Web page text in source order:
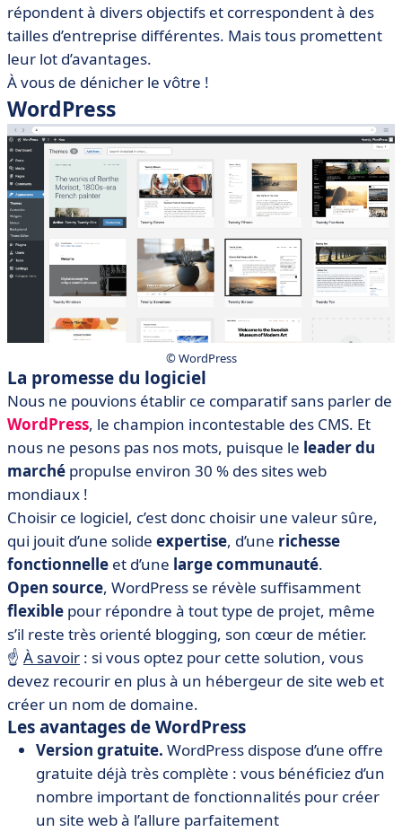
répondent à divers objectifs et correspondent à des
tailles d’entreprise différentes. Mais tous promettent
leur lot d’avantages.
À vous de dénicher le vôtre !
WordPress
© WordPress
La promesse du logiciel
Nous ne pouvions établir ce comparatif sans parler de
WordPress, le champion incontestable des CMS. Et
nous ne pesons pas nos mots, puisque le leader du
marché propulse environ 30 % des sites web
mondiaux !
Choisir ce logiciel, c’est donc choisir une valeur sûre,
qui jouit d’une solide expertise, d’une richesse
fonctionnelle et d’une large communauté.
Open source, WordPress se révèle suffisamment
flexible pour répondre à tout type de projet, même
s’il reste très orienté blogging, son cœur de métier.
☝️ À savoir : si vous optez pour cette solution, vous
devez recourir en plus à un hébergeur de site web et
créer un nom de domaine.
Les avantages de WordPress
Version gratuite. WordPress dispose d’une offre
gratuite déjà très complète : vous bénéficiez d’un
nombre important de fonctionnalités pour créer
un site web à l’allure parfaitement